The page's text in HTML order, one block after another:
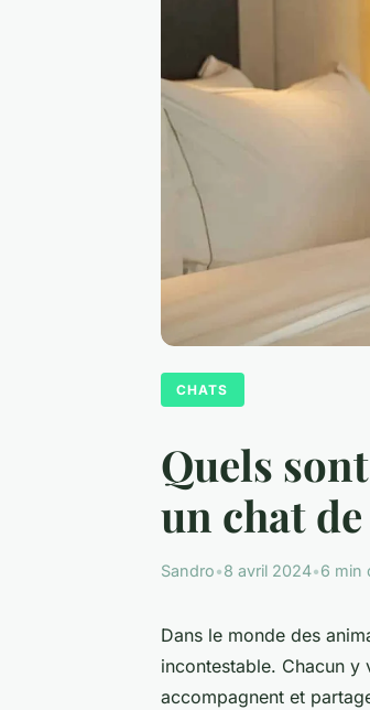
CHATS
Quels
un chat
Sandro•8 avril 2024•6 min
Dans le monde des
incontestable. Chacun
accompagnent et